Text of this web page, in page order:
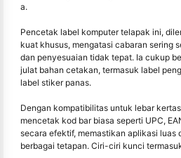
a.
Pencetak label komputer telapak ini,
kuat khusus, mengatasi cabaran sering
dan penyesuaian tidak tepat. Ia cukup
julat bahan cetakan, termasuk label
label stiker panas.
Dengan kompatibilitas untuk lebar
mencetak kod bar biasa seperti UPC,
secara efektif, memastikan aplikasi luas
berbagai tetapan. Ciri-ciri kunci